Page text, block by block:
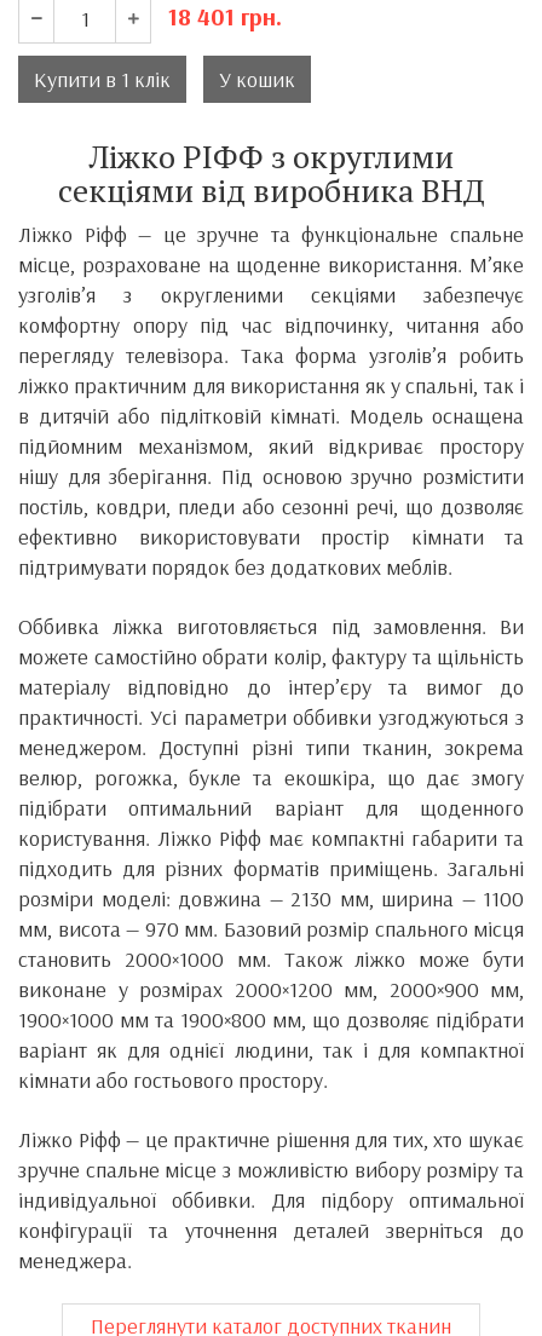
18 401 грн.
Купити в 1 клік У кошик
Ліжко РІФФ з округлими
секціями від виробника ВНД
Ліжко Ріфф — це зручне та функціональне спальне
місце, розраховане на щоденне використання. М’яке
узголів’я з округленими секціями забезпечує
комфортну опору під час відпочинку, читання або
перегляду телевізора. Така форма узголів’я робить
ліжко практичним для використання як у спальні, так і
в дитячій або підлітковій кімнаті. Модель оснащена
підйомним механізмом, який відкриває простору
нішу для зберігання. Під основою зручно розмістити
постіль, ковдри, пледи або сезонні речі, що дозволяє
ефективно використовувати простір кімнати та
підтримувати порядок без додаткових меблів.
Оббивка ліжка виготовляється під замовлення. Ви
можете самостійно обрати колір, фактуру та щільність
матеріалу відповідно до інтер’єру та вимог до
практичності. Усі параметри оббивки узгоджуються з
менеджером. Доступні різні типи тканин, зокрема
велюр, рогожка, букле та екошкіра, що дає змогу
підібрати оптимальний варіант для щоденного
користування. Ліжко Ріфф має компактні габарити та
підходить для різних форматів приміщень. Загальні
розміри моделі: довжина — 2130 мм, ширина — 1100
мм, висота — 970 мм. Базовий розмір спального місця
становить 2000×1000 мм. Також ліжко може бути
виконане у розмірах 2000×1200 мм, 2000×900 мм,
1900×1000 мм та 1900×800 мм, що дозволяє підібрати
варіант як для однієї людини, так і для компактної
кімнати або гостьового простору.
Ліжко Ріфф — це практичне рішення для тих, хто шукає
зручне спальне місце з можливістю вибору розміру та
індивідуальної оббивки. Для підбору оптимальної
конфігурації та уточнення деталей зверніться до
менеджера.
Переглянути каталог доступних тканин